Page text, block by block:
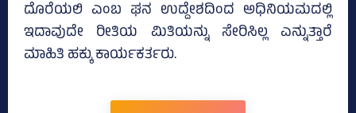
ದೊರೆಯಲಿ ಎಂಬ ಘನ ಉದ್ದೇಶದಿಂದ ಅಧಿನಿಯಮದಲ್ಲಿ
ಇದಾವುದೇ ರೀತಿಯ ಮಿತಿಯನ್ನು ಸೇರಿಸಿಲ್ಲ ಎನ್ನುತ್ತಾರೆ
ಮಾಹಿತಿ ಹಕ್ಕು ಕಾರ್ಯಕರ್ತರು.